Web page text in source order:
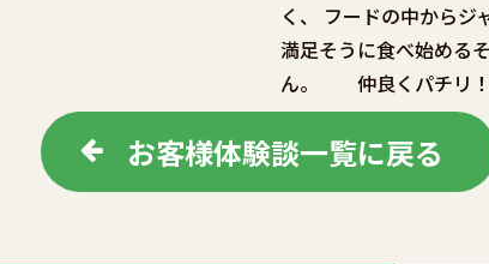
く、 フードの中からジ
満足そうに食べ始める
ん。 仲良くパチリ！
お客様体験談一覧に戻る